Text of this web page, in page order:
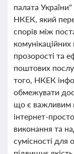
палата
НКЕК, який
спорів між
прозорості та
поштових
того, НКЕК
обмежувати
що є важливим
інтернет-
виконання та
сумісності для